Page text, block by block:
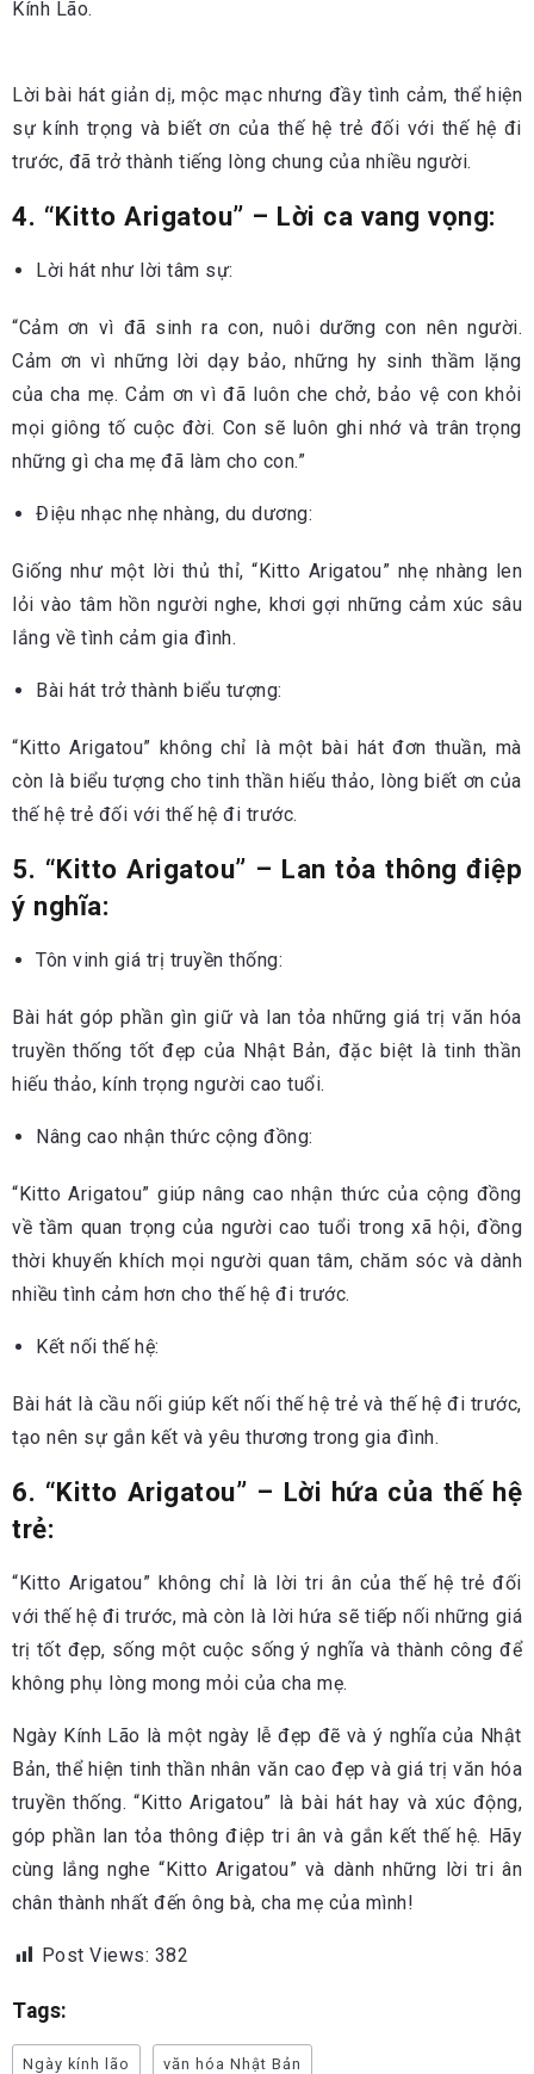
Kính Lão.
Lời bài hát giản dị, mộc mạc nhưng đầy tình cảm, thể hiện
sự kính trọng và biết ơn của thế hệ trẻ đối với thế hệ đi
trước, đã trở thành tiếng lòng chung của nhiều người.
4. “Kitto Arigatou” – Lời ca vang vọng:
Lời hát như lời tâm sự:
“Cảm ơn vì đã sinh ra con, nuôi dưỡng con nên người.
Cảm ơn vì những lời dạy bảo, những hy sinh thầm lặng
của cha mẹ. Cảm ơn vì đã luôn che chở, bảo vệ con khỏi
mọi giông tố cuộc đời. Con sẽ luôn ghi nhớ và trân trọng
những gì cha mẹ đã làm cho con.”
Điệu nhạc nhẹ nhàng, du dương:
Giống như một lời thủ thỉ, “Kitto Arigatou” nhẹ nhàng len
lỏi vào tâm hồn người nghe, khơi gợi những cảm xúc sâu
lắng về tình cảm gia đình.
Bài hát trở thành biểu tượng:
“Kitto Arigatou” không chỉ là một bài hát đơn thuần, mà
còn là biểu tượng cho tinh thần hiếu thảo, lòng biết ơn của
thế hệ trẻ đối với thế hệ đi trước.
5. “Kitto Arigatou” – Lan tỏa thông điệp
ý nghĩa:
Tôn vinh giá trị truyền thống:
Bài hát góp phần gìn giữ và lan tỏa những giá trị văn hóa
truyền thống tốt đẹp của Nhật Bản, đặc biệt là tinh thần
hiếu thảo, kính trọng người cao tuổi.
Nâng cao nhận thức cộng đồng:
“Kitto Arigatou” giúp nâng cao nhận thức của cộng đồng
về tầm quan trọng của người cao tuổi trong xã hội, đồng
thời khuyến khích mọi người quan tâm, chăm sóc và dành
nhiều tình cảm hơn cho thế hệ đi trước.
Kết nối thế hệ:
Bài hát là cầu nối giúp kết nối thế hệ trẻ và thế hệ đi trước,
tạo nên sự gắn kết và yêu thương trong gia đình.
6. “Kitto Arigatou” – Lời hứa của thế hệ
trẻ:
“Kitto Arigatou” không chỉ là lời tri ân của thế hệ trẻ đối
với thế hệ đi trước, mà còn là lời hứa sẽ tiếp nối những giá
trị tốt đẹp, sống một cuộc sống ý nghĩa và thành công để
không phụ lòng mong mỏi của cha mẹ.
Ngày Kính Lão là một ngày lễ đẹp đẽ và ý nghĩa của Nhật
Bản, thể hiện tinh thần nhân văn cao đẹp và giá trị văn hóa
truyền thống. “Kitto Arigatou” là bài hát hay và xúc động,
góp phần lan tỏa thông điệp tri ân và gắn kết thế hệ. Hãy
cùng lắng nghe “Kitto Arigatou” và dành những lời tri ân
chân thành nhất đến ông bà, cha mẹ của mình!
Post Views: 382
Tags:
Ngày kính lão văn hóa Nhật Bản